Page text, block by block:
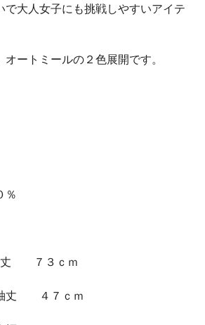
で大人女子にも挑戦しやすいアイテ
ートミールの２色展開です。
７３ｃｍ
ｃｍ